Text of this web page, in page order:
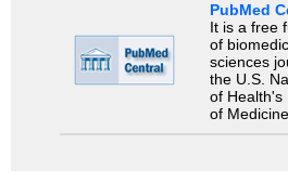
PubMed
It is a free
of
sciences
the U.S.
of Health's
of